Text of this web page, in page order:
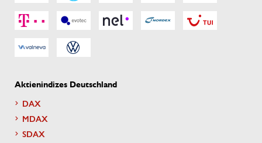
Aktienindizes Deutschland
DAX
MDAX
SDAX